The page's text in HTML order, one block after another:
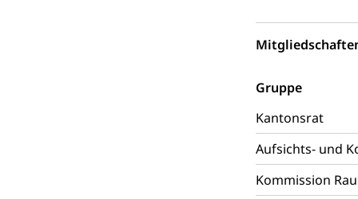
Gruppe
Kantonsrat
Aufsichts- und
Kommission
Militär,
Militär